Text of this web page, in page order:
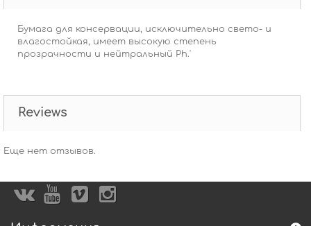
Бумага для консервации, исключительно свето- и
влагостойкая, имеет высокую степень
прозрачности и нейтральный Ph.'
Reviews
Еще нет отзывов.